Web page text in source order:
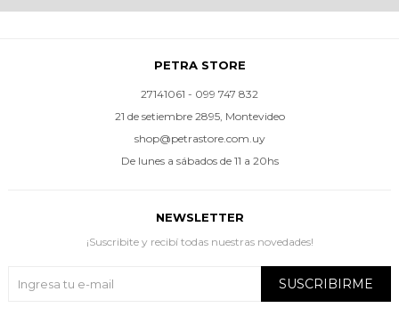
PETRA STORE
27141061 - 099 747 832
21 de setiembre 2895, Montevideo
shop@petrastore.com.uy
De lunes a sábados de 11 a 20hs
NEWSLETTER
¡Suscribite y recibí todas nuestras novedades!
SUSCRIBIRME